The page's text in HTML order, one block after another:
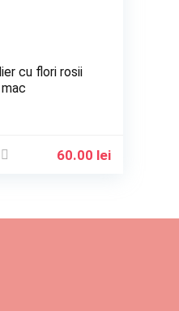
cu flori rosii
60.00 lei